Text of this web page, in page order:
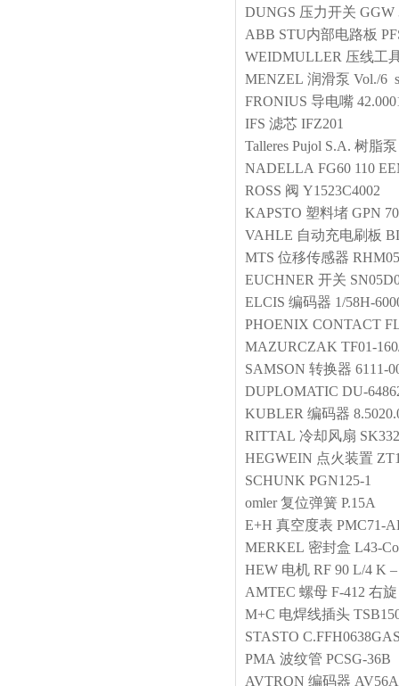
DUNGS 压力开关 GGW
ABB STU内部电路板
WEIDMULLER 压线工
MENZEL 润滑泵 Vol./6
FRONIUS 导电嘴
IFS 滤芯 IFZ201
Talleres Pujol S.A. 树脂泵
NADELLA FG60 110
ROSS 阀 Y1523C4002
KAPSTO 塑料堵 GPN
VAHLE 自动充电刷板
MTS 位移传感器
EUCHNER 开关
ELCIS 编码器 1/58H-
PHOENIX CONTACT
MAZURCZAK TF01-
SAMSON 转换器 6111-
DUPLOMATIC DU-
KUBLER 编码器
RITTAL 冷却风扇
HEGWEIN 点火装置
SCHUNK PGN125-1
omler 复位弹簧 P.15A
E+H 真空度表 PMC71-
MERKEL 密封盒 L43-
HEW 电机 RF 90 L/4 K
AMTEC 螺母 F-412 右旋
M+C 电焊线插头
STASTO
PMA 波纹管 PCSG-36B
AVTRON 编码器